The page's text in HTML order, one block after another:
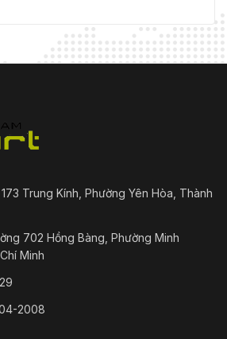
Trung Kính, Phường Yên Hòa, Thành
702 Hồng Bàng, Phường Minh
Minh
2008